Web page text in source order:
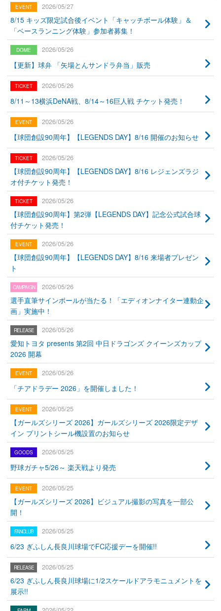
2026/05/27
8/15 キッズ限定試合後イベント「キャッチボール体験」＆
「ベースランニング体験」参加者募集！
2026/05/26
【更新】球弁 「矢場とんサンドラ弁当」販売
2026/05/26
8/11～13横浜DeNA戦、8/14～16巨人戦 チケット発売！
2026/05/26
【球団創設90周年】【LEGENDS DAY】8/16 開催のお知らせ
2026/05/26
【球団創設90周年】【LEGENDS DAY】8/16 レジェンズラジ
オ付チケット発売！
2026/05/26
【球団創設90周年】第2弾【LEGENDS DAY】記念公式試合球
付チケット発売！
2026/05/26
【球団創設90周年】【LEGENDS DAY】8/16 来場者プレゼン
ト
2026/05/26
選手直筆サインボールが当たる！「エディオンナイター連動企
画」実施中！
2026/05/26
愛知トヨタ presents 第2回 中日ドラゴンズ クイーンズカップ
2026 開幕
2026/05/26
「チアドラデー 2026」を開催しました！
2026/05/25
【ガールズシリーズ 2026】ガールズシリーズ 2026限定デザ
イン プリントシール機設置のお知らせ
2026/05/25
野球ガチャ5/26～ 楽天戦より発売
2026/05/25
【ガールズシリーズ 2026】ビジュアル撮影の写真を一部公
開！
2026/05/25
6/23 ぎふしん長良川球場でFC応援デーを開催!!
2026/05/25
6/23 ぎふしん長良川球場に1/2スケールドアラモニュメントを
展示!!